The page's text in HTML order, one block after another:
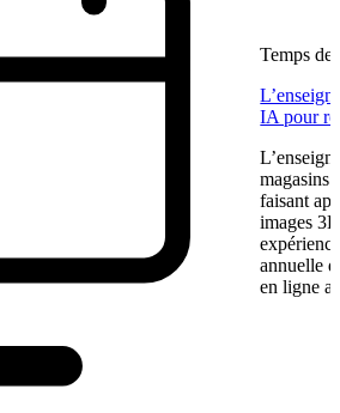
Temps de
IA pour
magasins
faisant
images
annuelle
en ligne